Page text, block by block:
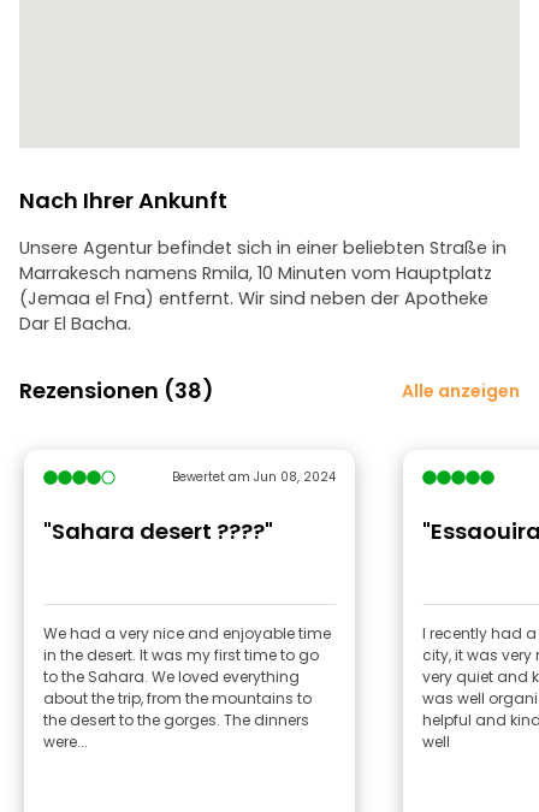
Nach Ihrer Ankunft
Unsere Agentur befindet sich in einer beliebten Straße in
Marrakesch namens Rmila, 10 Minuten vom Hauptplatz
(Jemaa el Fna) entfernt. Wir sind neben der Apotheke
Dar El Bacha.
Rezensionen (38) Alle anzeigen
Bewertet am Jun 08, 2024
"Sahara desert ????️"
We had a very nice and enjoyable time
in the desert. It was my first time to go
to the Sahara. We loved everything
about the trip, from the mountains to
the desert to the gorges. The dinners
were...
I recently had
city, it was
very quiet and
was well
helpful and
well